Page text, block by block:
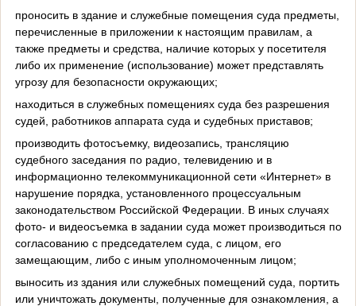
проносить в здание и служебные помещения суда предметы,
перечисленные в приложении к настоящим правилам, а
также предметы и средства, наличие которых у посетителя
либо их применение (использование) может представлять
угрозу для безопасности окружающих;
находиться в служебных помещениях суда без разрешения
судей, работников аппарата суда и судебных приставов;
производить фотосъемку, видеозапись, трансляцию
судебного заседания по радио, телевидению и в
информационно телекоммуникационной сети «Интернет» в
нарушение порядка, установленного процессуальным
законодательством Российской Федерации. В иных случаях
фото- и видеосъемка в задании суда может производиться по
согласованию с председателем суда, с лицом, его
замещающим, либо с иным уполномоченным лицом;
выносить из здания или служебных помещений суда, портить
или уничтожать документы, полученные для ознакомления, а